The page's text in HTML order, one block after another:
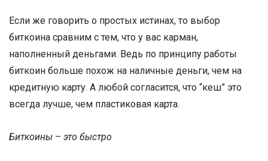
Если же говорить о простых истинах, то выбор
биткоина сравним с тем, что у вас карман,
наполненный деньгами. Ведь по принципу работы
биткоин больше похож на наличные деньги, чем на
кредитную карту. А любой согласится, что “кеш” это
всегда лучше, чем пластиковая карта.
Биткоины – это быстро